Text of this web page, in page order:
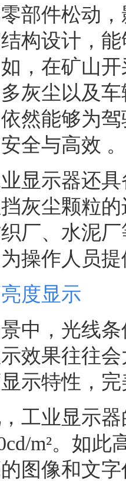
部件松动
构设计，
，在矿山
灰尘以及
然能够为
全与高效 。
显示器还
灰尘颗粒
厂、水泥
操作人员
亮度显示
中，光线
效果往往
示特性，
工业显示
m²。如
图像和文